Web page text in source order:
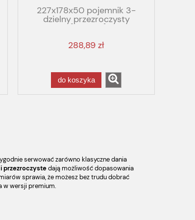
227x178x50 pojemnik 3-
dzielny przezroczysty
odrywany [480/op] PP T3/50
fala
288,89 zł
do koszyka
serwować zarówno klasyczne dania
przezroczystedają możliwość dopasowania
sprawia, że możesz bez trudu dobrać
w wersji premium.